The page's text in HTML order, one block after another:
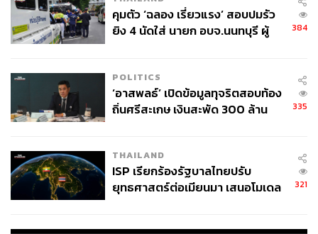
คุมตัว ‘ฉลอง เรี่ยวแรง’ สอบปมรัว
ยิง 4 นัดใส่ นายก อบจ.นนทบุรี ผู้
384
POLITICS
‘อาสพลธ์’ เปิดข้อมูลทุจริตสอบท้อง
ถิ่นศรีสะเกษ เงินสะพัด 300 ล้าน
335
THAILAND
ISP เรียกร้องรัฐบาลไทยปรับ
ยุทธศาสตร์ต่อเมียนมา เสนอโมเดล
321